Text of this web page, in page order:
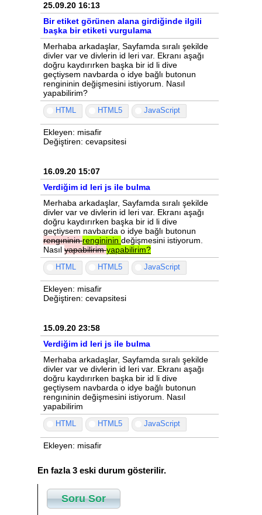
25.09.20 16:13
Bir etiket görünen alana girdiğinde ilgili
başka bir etiketi vurgulama
Merhaba arkadaşlar, Sayfamda sıralı şekilde
divler var ve divlerin id leri var. Ekranı aşağı
doğru kaydırırken başka bir id li dive
geçtiysem navbarda o idye bağlı butonun
rengininin değişmesini istiyorum. Nasıl
yapabilirim?
HTML HTML5 JavaScript
Ekleyen: misafir
Değiştiren: cevapsitesi
16.09.20 15:07
Verdiğim id leri js ile bulma
Merhaba arkadaşlar, Sayfamda sıralı şekilde
divler var ve divlerin id leri var. Ekranı aşağı
doğru kaydırırken başka bir id li dive
geçtiysem navbarda o idye bağlı butonun
rengınininrengininin değişmesini istiyorum.
Nasıl yapabilirimyapabilirim?
HTML HTML5 JavaScript
Ekleyen: misafir
Değiştiren: cevapsitesi
15.09.20 23:58
Verdiğim id leri js ile bulma
Merhaba arkadaşlar, Sayfamda sıralı şekilde
divler var ve divlerin id leri var. Ekranı aşağı
doğru kaydırırken başka bir id li dive
geçtiysem navbarda o idye bağlı butonun
rengıninin değişmesini istiyorum. Nasıl
yapabilirim
HTML HTML5 JavaScript
Ekleyen: misafir
En fazla 3 eski durum gösterilir.
Soru Sor